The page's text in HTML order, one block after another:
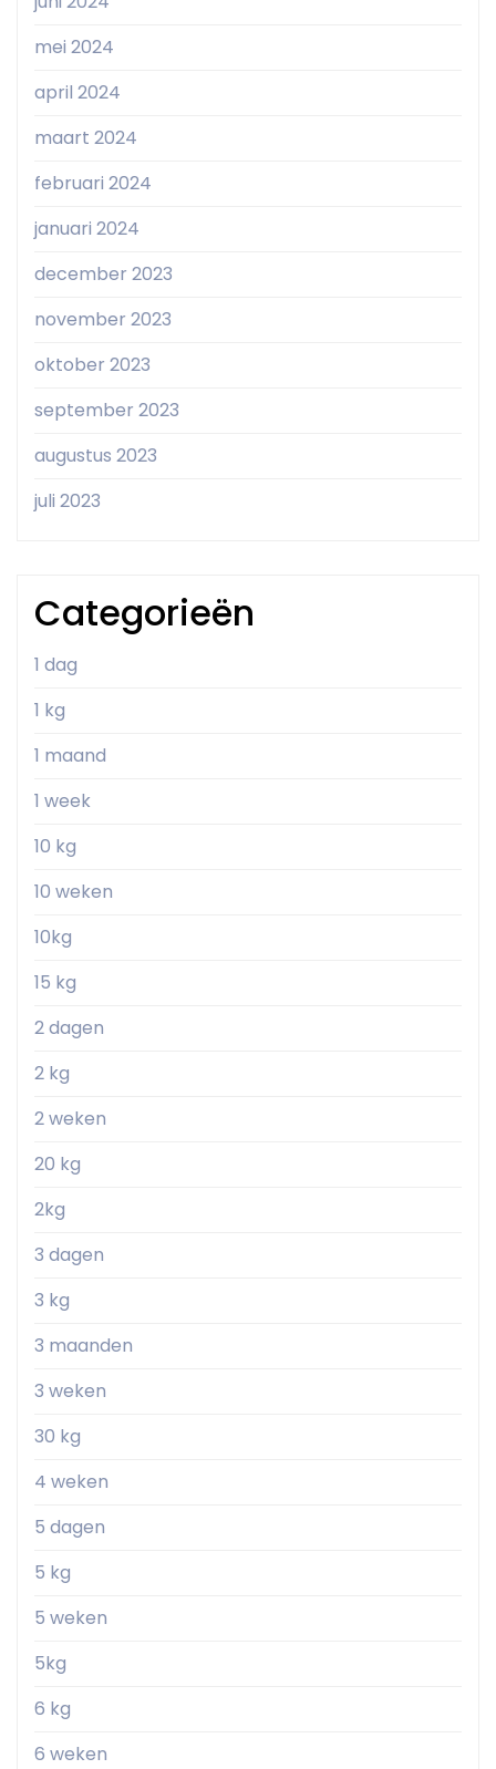
mei 2024
april 2024
maart 2024
februari 2024
januari 2024
december 2023
november 2023
oktober 2023
september 2023
augustus 2023
juli 2023
Categorieën
1 dag
1 kg
1 maand
1 week
10 kg
10 weken
10kg
15 kg
2 dagen
2 kg
2 weken
20 kg
2kg
3 dagen
3 kg
3 maanden
3 weken
30 kg
4 weken
5 dagen
5 kg
5 weken
5kg
6 kg
6 weken